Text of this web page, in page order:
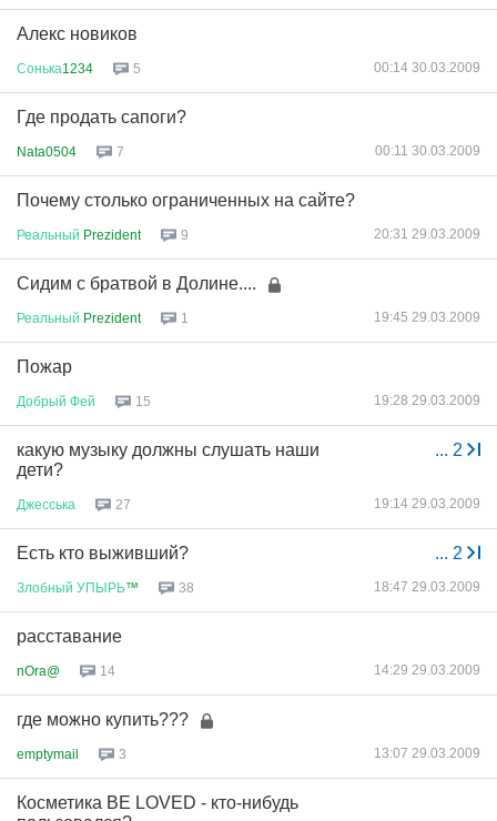
Алекс новиков
Сонька1234 5 00:14 30.03.2009
Где продать сапоги?
Nata0504 7 00:11 30.03.2009
Почему столько ограниченных на сайте?
Реальный Prezident 9 20:31 29.03.2009
Сидим с братвой в Долине....
Реальный Prezident 1 19:45 29.03.2009
Пожар
Добрый Фей 15 19:28 29.03.2009
... 2
какую музыку должны слушать наши
дети?
Джесська 27 19:14 29.03.2009
... 2
Есть кто выживший?
Злобный УПЫРЬ™ 38 18:47 29.03.2009
расставание
nOra@ 14 14:29 29.03.2009
где можно купить???
emptymail 3 13:07 29.03.2009
Косметика BE LOVED - кто-нибудь